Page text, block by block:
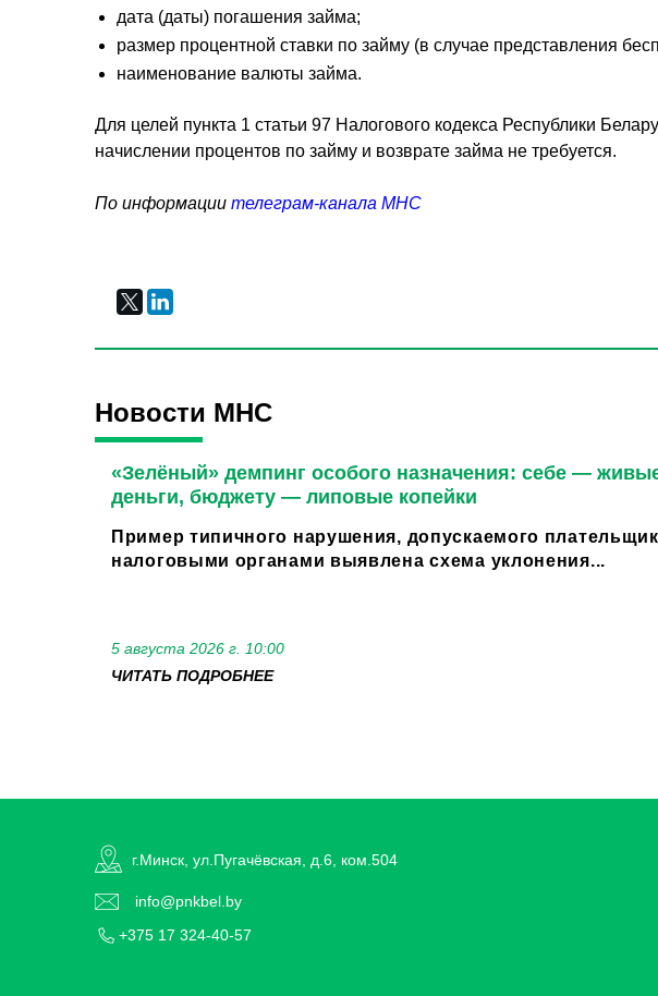
дата (даты) погашения займа;
размер процентной ставки по займу (в случае представления
наименование валюты займа.
Для целей пункта 1 статьи 97 Налогового кодекса Республики
начислении процентов по займу и возврате займа не требуется.
По информации телеграм-канала МНС
Новости МНС
«Зелёный» демпинг особого назначения: себе —
деньги, бюджету — липовые копейки
Пример типичного нарушения, допускаемого
налоговыми органами выявлена схема уклонения...
5 августа 2026 г. 10:00
ЧИТАТЬ ПОДРОБНЕЕ
г.Минск, ул.Пугачёвская, д.6, ком.504
info@pnkbel.by
+375 17 324-40-57